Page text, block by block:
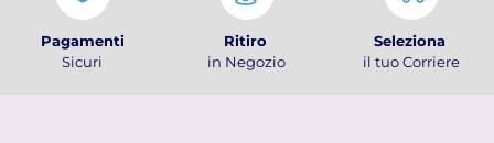
Pagamenti
Sicuri
Ritiro
in Negozio
Seleziona
il tuo Corriere